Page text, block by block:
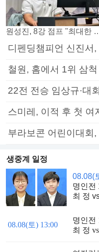
원성진, 8강 점프 "최대한
디펜딩챔피언 신진서
철원, 홈에서 1위 삼척
스미레, 이적 후 첫 여
부라보콘 어린이대회
생중계 일정
08.08(
명인전
최 정
08.08(토) 13:00
명인전
최 정